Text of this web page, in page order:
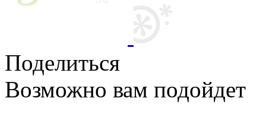
Поделиться
Возможно вам подойдет